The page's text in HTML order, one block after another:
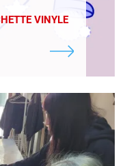
VINYLE